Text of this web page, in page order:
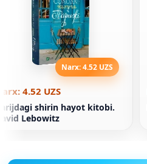
Narx: 4.52 UZS
4.52 UZS
shirin hayot kitobi.
Lebowitz